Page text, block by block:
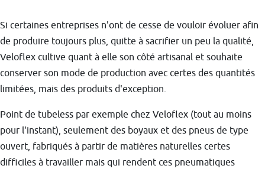
Si certaines entreprises n'ont de cesse de vouloir évoluer afin
de produire toujours plus, quitte à sacrifier un peu la qualité,
Veloflex cultive quant à elle son côté artisanal et souhaite
conserver son mode de production avec certes des quantités
limitées, mais des produits d'exception.
Point de tubeless par exemple chez Veloflex (tout au moins
pour l'instant), seulement des boyaux et des pneus de type
ouvert, fabriqués à partir de matières naturelles certes
difficiles à travailler mais qui rendent ces pneumatiques